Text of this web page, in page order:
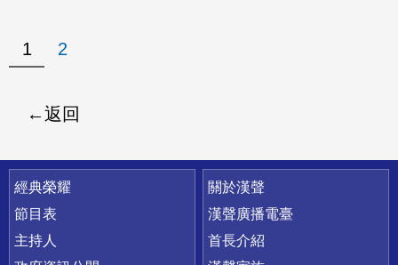
1 2
返回
快速連結
經典榮耀
節目表
主持人
關於漢聲
漢聲廣播電臺
首長介紹